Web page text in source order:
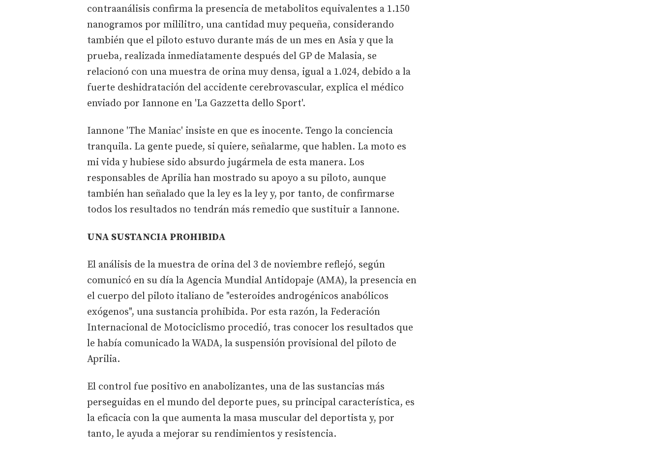
contraanálisis confirma la presencia de metabolitos equivalentes a 1.150
nanogramos por mililitro, una cantidad muy pequeña, considerando
también que el piloto estuvo durante más de un mes en Asia y que la
prueba, realizada inmediatamente después del GP de Malasia, se
relacionó con una muestra de orina muy densa, igual a 1.024, debido a la
fuerte deshidratación del accidente cerebrovascular, explica el médico
enviado por Iannone en 'La Gazzetta dello Sport'.
Iannone 'The Maniac' insiste en que es inocente. Tengo la conciencia
tranquila. La gente puede, si quiere, señalarme, que hablen. La moto es
mi vida y hubiese sido absurdo jugármela de esta manera. Los
responsables de Aprilia han mostrado su apoyo a su piloto, aunque
también han señalado que la ley es la ley y, por tanto, de confirmarse
todos los resultados no tendrán más remedio que sustituir a Iannone.
UNA SUSTANCIA PROHIBIDA
El análisis de la muestra de orina del 3 de noviembre reflejó, según
comunicó en su día la Agencia Mundial Antidopaje (AMA), la presencia en
el cuerpo del piloto italiano de "esteroides androgénicos anabólicos
exógenos", una sustancia prohibida. Por esta razón, la Federación
Internacional de Motociclismo procedió, tras conocer los resultados que
le había comunicado la WADA, la suspensión provisional del piloto de
Aprilia.
El control fue positivo en anabolizantes, una de las sustancias más
perseguidas en el mundo del deporte pues, su principal característica, es
la eficacia con la que aumenta la masa muscular del deportista y, por
tanto, le ayuda a mejorar su rendimientos y resistencia.